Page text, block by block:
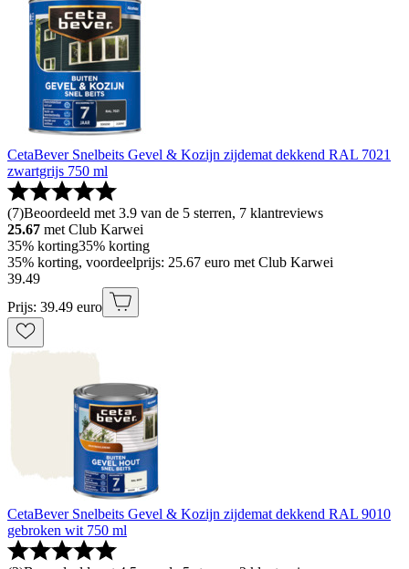
CetaBever Snelbeits Gevel & Kozijn zijdemat dekkend RAL 7021
zwartgrijs 750 ml
(7)Beoordeeld met 3.9 van de 5 sterren, 7 klantreviews
25.67 met Club Karwei
35% korting35% korting
35% korting, voordeelprijs: 25.67 euro met Club Karwei
39.49
Prijs: 39.49 euro
CetaBever Snelbeits Gevel & Kozijn zijdemat dekkend RAL 9010
gebroken wit 750 ml